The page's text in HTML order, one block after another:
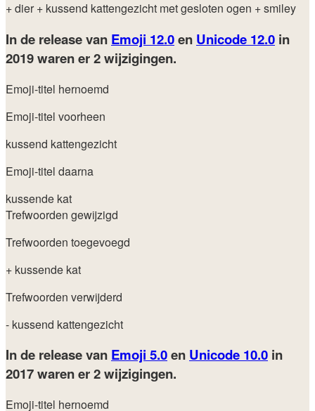
+ dier + kussend kattengezicht met gesloten ogen + smiley
In de release van Emoji 12.0en Unicode 12.0 in
2019waren er 2 wijzigingen.
Emoji-titel hernoemd
Emoji-titel voorheen
kussend kattengezicht
Emoji-titel daarna
kussende kat
Trefwoorden gewijzigd
Trefwoorden toegevoegd
+ kussende kat
Trefwoorden verwijderd
- kussend kattengezicht
In de release van Emoji 5.0en Unicode 10.0 in
2017waren er 2 wijzigingen.
Emoji-titel hernoemd